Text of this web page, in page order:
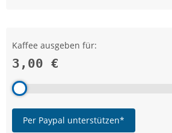
Kaffee ausgeben für:
3,00 €
Per Paypal unterstützen*